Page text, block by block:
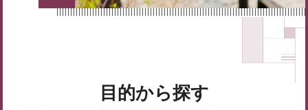
目的から探す